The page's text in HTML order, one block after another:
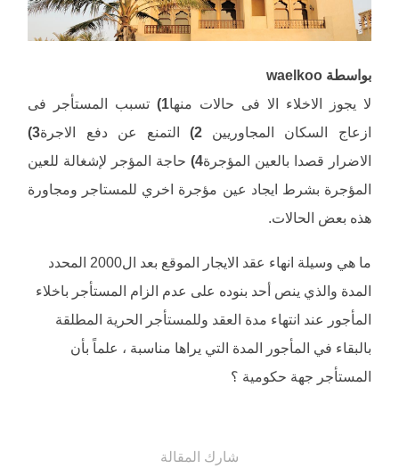
بواسطة waelkoo
لا يجوز الاخلاء الا فى حالات منها1) تسبب المستأجر فى
ازعاج السكان المجاوريين 2) التمنع عن دفع الاجرة3)
الاضرار قصدا بالعين المؤجرة4)
حاجة المؤجر لإشغالة للعين
المؤجرة بشرط ايجاد عين مؤجرة اخري للمستاجر ومجاورة
هذه بعض الحالات.
ما هي وسيلة انهاء عقد الايجار الموقع بعد ال2000 المحدد
المدة والذي ينص أحد بنوده على عدم الزام المستأجر باخلاء
المأجور عند انتهاء مدة العقد وللمستأجر الحرية المطلقة
بالبقاء في المأجور المدة التي يراها مناسبة ، علماً بأن
المستأجر جهة حكومية ؟
شارك المقالة